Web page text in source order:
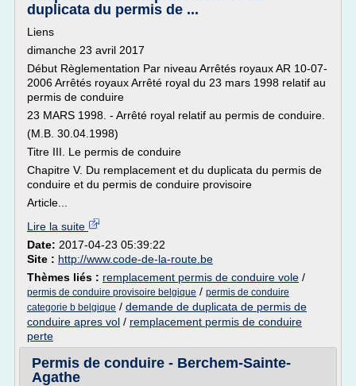
duplicata du permis de ...
Liens
dimanche 23 avril 2017
Début Règlementation Par niveau Arrêtés royaux AR 10-07-
2006 Arrêtés royaux Arrêté royal du 23 mars 1998 relatif au
permis de conduire
23 MARS 1998. - Arrêté royal relatif au permis de conduire.
(M.B. 30.04.1998)
Titre III. Le permis de conduire
Chapitre V. Du remplacement et du duplicata du permis de
conduire et du permis de conduire provisoire
Article...
Lire la suite
Date: 2017-04-23 05:39:22
Site : http://www.code-de-la-route.be
Thèmes liés : remplacement permis de conduire vole /
permis de conduire provisoire belgique / permis de conduire
categorie b belgique / demande de duplicata de permis de
conduire apres vol / remplacement permis de conduire
perte
Permis de conduire - Berchem-Sainte-
Agathe